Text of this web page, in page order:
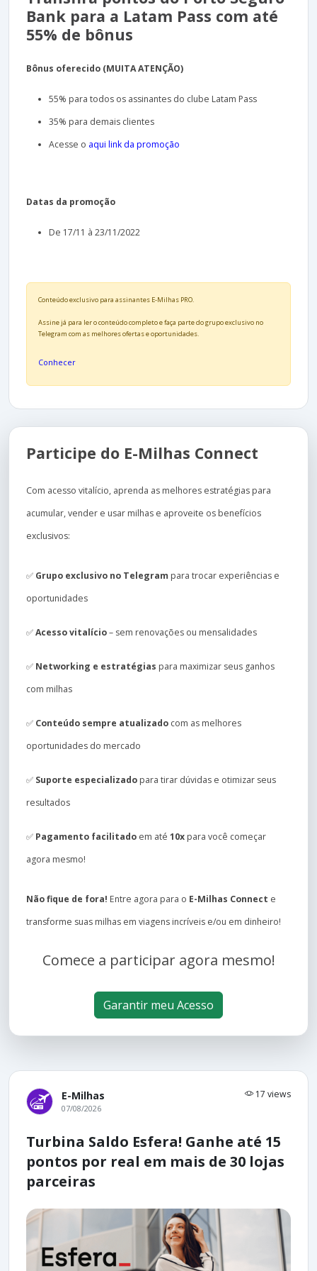
Bank para a Latam Pass com até
55% de bônus
Bônus oferecido (MUITA ATENÇÃO)
55% para todos os assinantes do clube Latam Pass
35% para demais clientes
Acesse o aqui link da promoção
Datas da promoção
De 17/11 à 23/11/2022
Conteúdo exclusivo para assinantes E-Milhas PRO.
Assine já para ler o conteúdo completo e faça parte do grupo exclusivo no
Telegram com as melhores ofertas e oportunidades.
Conhecer
Participe do E-Milhas Connect
Com acesso vitalício, aprenda as melhores estratégias para
acumular, vender e usar milhas e aproveite os benefícios
exclusivos:
✅ Grupo exclusivo no Telegram para trocar experiências e
oportunidades
✅Acesso vitalício– sem renovações ou mensalidades
✅ Networking e estratégias para maximizar seus ganhos
com milhas
✅ Conteúdo sempre atualizado com as melhores
oportunidades do mercado
✅ Suporte especializado para tirar dúvidas e otimizar seus
resultados
✅ Pagamento facilitado em até 10x para você começar
agora mesmo!
Não fique de fora! Entre agora para o E-Milhas Connect e
transforme suas milhas em viagens incríveis e/ou em dinheiro!
Comece a participar agora mesmo!
Garantir meu Acesso
E-Milhas 17 views
07/08/2026
Turbina Saldo Esfera! Ganhe até 15
pontos por real em mais de 30 lojas
parceiras